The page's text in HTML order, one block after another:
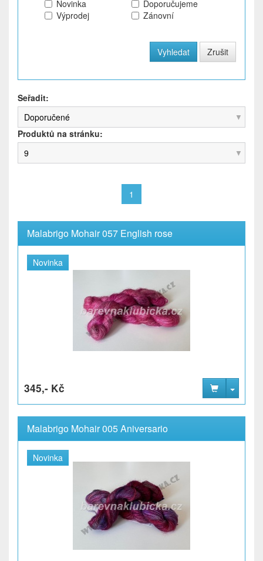
Novinka
Doporučujeme
Výprodej
Zánovní
Seřadit:
Doporučené
Produktů na stránku:
9
1
Malabrigo Mohair 057 English rose
Novinka
345,- Kč
Malabrigo Mohair 005 Aniversario
Novinka